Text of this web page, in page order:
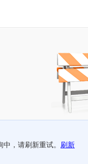
中，请刷新重试。 刷新